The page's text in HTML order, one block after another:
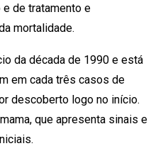
de tratamento e
mortalidade.
da década de 1990 e está
em cada três casos de
descoberto logo no início.
que apresenta sinais e